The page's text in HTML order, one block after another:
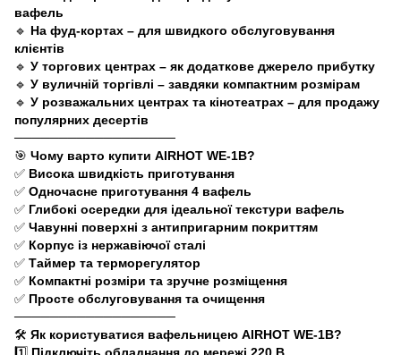
вафель
🔹 На фуд-кортах – для швидкого обслуговування
клієнтів
🔹 У торгових центрах – як додаткове джерело прибутку
🔹 У вуличній торгівлі – завдяки компактним розмірам
🔹 У розважальних центрах та кінотеатрах – для продажу
популярних десертів
──────────────────
🎯 Чому варто купити AIRHOT WE-1B?
✅ Висока швидкість приготування
✅ Одночасне приготування 4 вафель
✅ Глибокі осередки для ідеальної текстури вафель
✅ Чавунні поверхні з антипригарним покриттям
✅ Корпус із нержавіючої сталі
✅ Таймер та терморегулятор
✅ Компактні розміри та зручне розміщення
✅ Просте обслуговування та очищення
──────────────────
🛠 Як користуватися вафельницею AIRHOT WE-1B?
1️⃣ Підключіть обладнання до мережі 220 В